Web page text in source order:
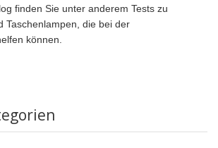
finden Sie unter anderem Tests zu
Taschenlampen, die bei der
können.